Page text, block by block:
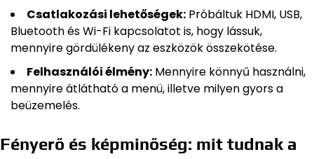
Csatlakozási lehetőségek: Próbáltuk HDMI, USB,
Bluetooth és Wi-Fi kapcsolatot is, hogy lássuk,
mennyire gördülékeny az eszközök összekötése.
Felhasználói élmény: Mennyire könnyű használni,
mennyire átlátható a menü, illetve milyen gyors a
beüzemelés.
Fényerő és képminőség: mit tudnak a